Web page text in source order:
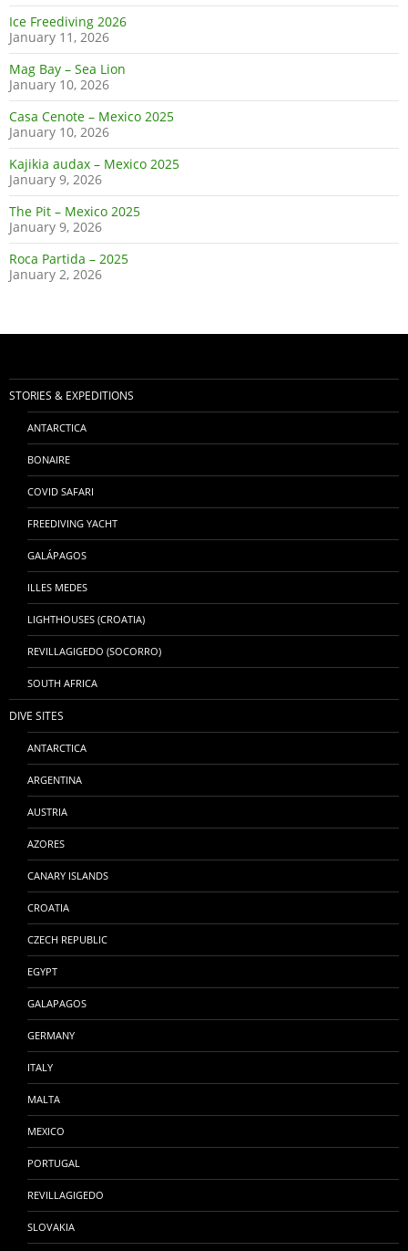
Ice Freediving 2026
January 11, 2026
Mag Bay – Sea Lion
January 10, 2026
Casa Cenote – Mexico 2025
January 10, 2026
Kajikia audax – Mexico 2025
January 9, 2026
The Pit – Mexico 2025
January 9, 2026
Roca Partida – 2025
January 2, 2026
STORIES & EXPEDITIONS
ANTARCTICA
BONAIRE
COVID SAFARI
FREEDIVING YACHT
GALÁPAGOS
ILLES MEDES
LIGHTHOUSES (CROATIA)
REVILLAGIGEDO (SOCORRO)
SOUTH AFRICA
DIVE SITES
ANTARCTICA
ARGENTINA
AUSTRIA
AZORES
CANARY ISLANDS
CROATIA
CZECH REPUBLIC
EGYPT
GALAPAGOS
GERMANY
ITALY
MALTA
MEXICO
PORTUGAL
REVILLAGIGEDO
SLOVAKIA